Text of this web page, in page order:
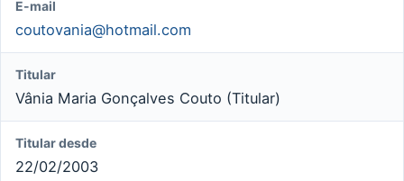
E-mail
coutovania@hotmail.com
Titular
Vânia Maria Gonçalves Couto (Titular)
Titular desde
22/02/2003